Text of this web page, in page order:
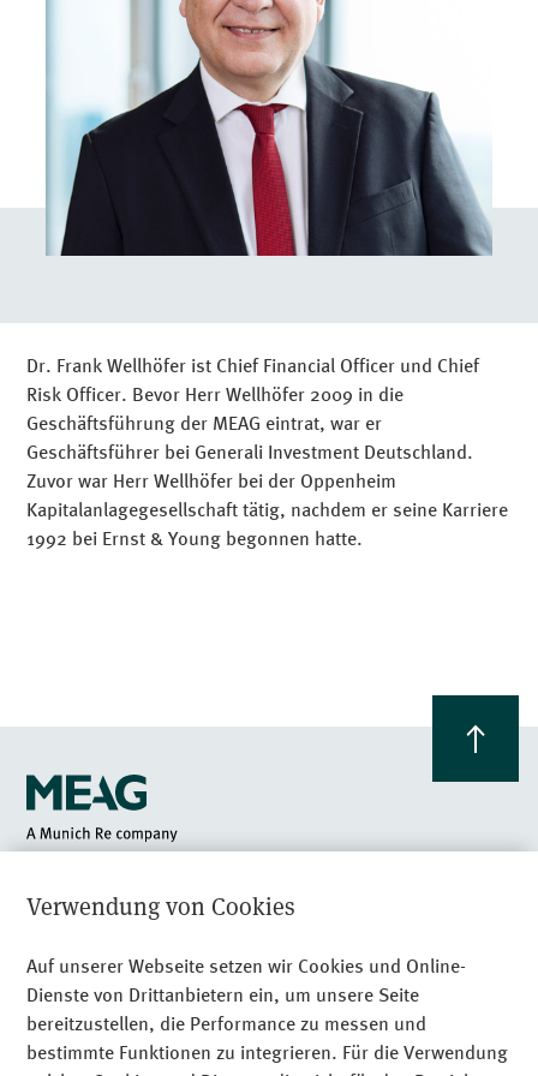
befolgen oder Zahlungen zu leisten, gehen Sie bitte
nicht darauf ein. Melden Sie bitte zweifelhafte
Aktivitäten an
info@meag.com.
Dr. Frank Wellhöfer ist Chief Financial Officer und Chief
Risk Officer. Bevor Herr Wellhöfer 2009 in die
Geschäftsführung der MEAG eintrat, war er
Geschäftsführer bei Generali Investment Deutschland.
Zuvor war Herr Wellhöfer bei der Oppenheim
Kapitalanlagegesellschaft tätig, nachdem er seine Karriere
1992 bei Ernst & Young begonnen hatte.
Am Münchner Tor 1
80805 München
Recht­li­che Hinweise
Datenschutz
Verwendung von Cookies
Auf unserer Webseite setzen wir Cookies und Online-
Dienste von Drittanbietern ein, um unsere Seite
bereitzustellen, die Performance zu messen und
bestimmte Funktionen zu integrieren. Für die Verwendung